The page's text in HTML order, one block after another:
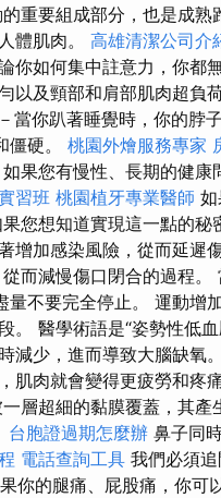
重要組成部分，也是成熟
體肌肉。 高雄清潔公司介
你如何集中註意力，你都
以及頸部和肩部肌肉超負
當你趴著睡覺時，你的脖
僵硬。 桃園外燴服務專家
果您有慢性、長期的健康
習班 桃園植牙專業醫師
您想知道實現這一點的秘
增加感染風險，從而延遲
而減慢傷口閉合的過程。
不要完全停止。 運動增
醫學術語是“姿勢性低
減少，進而導致大腦缺氧
肌肉就會變得更疲勞和疼
層超細的黏膜覆蓋，其產
台胞證過期怎麼辦 鼻子同
電話查詢工具 我們必須
你的腿痛、屁股痛，你可